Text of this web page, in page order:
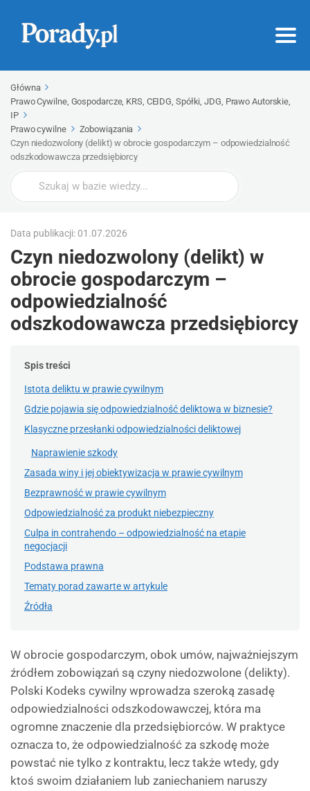
Główna
Prawo Cywilne, Gospodarcze, KRS, CEIDG, Spółki, JDG, Prawo Autorskie,
IP
Prawo cywilne
Zobowiązania
Czyn niedozwolony (delikt) w obrocie gospodarczym – odpowiedzialność
odszkodowawcza przedsiębiorcy
Wyszukaj
Data publikacji: 01.07.2026
Czyn niedozwolony (delikt) w
obrocie gospodarczym –
odpowiedzialność
odszkodowawcza przedsiębiorcy
Spis treści
Istota deliktu w prawie cywilnym
Gdzie pojawia się odpowiedzialność deliktowa w biznesie?
Klasyczne przesłanki odpowiedzialności deliktowej
Naprawienie szkody
Zasada winy i jej obiektywizacja w prawie cywilnym
Bezprawność w prawie cywilnym
Odpowiedzialność za produkt niebezpieczny
Culpa in contrahendo – odpowiedzialność na etapie
negocjacji
Podstawa prawna
Tematy porad zawarte w artykule
Źródła
W obrocie gospodarczym, obok umów, najważniejszym
źródłem zobowiązań są czyny niedozwolone (delikty).
Polski Kodeks cywilny wprowadza szeroką zasadę
odpowiedzialności odszkodowawczej, która ma
ogromne znaczenie dla przedsiębiorców. W praktyce
oznacza to, że odpowiedzialność za szkodę może
powstać nie tylko z kontraktu, lecz także wtedy, gdy
ktoś swoim działaniem lub zaniechaniem naruszy